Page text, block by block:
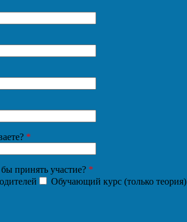
*
принять участие? *
Обучающий курс (только теория)